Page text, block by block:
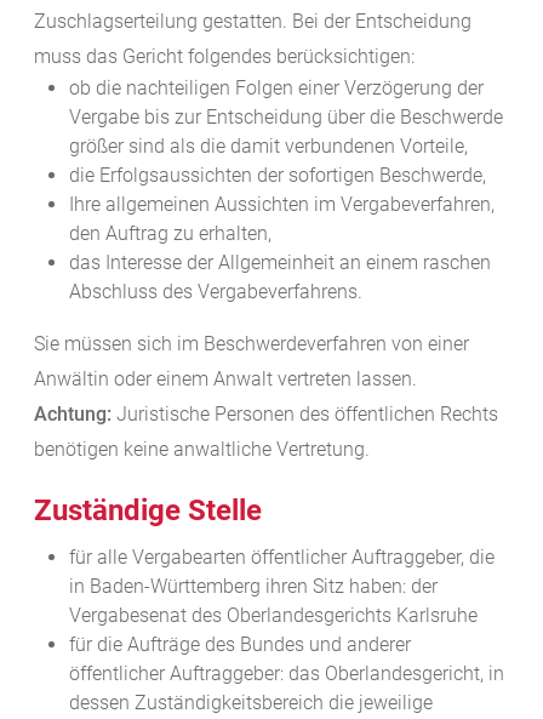
Zuschlagserteilung gestatten. Bei der Entscheidung
muss das Gericht folgendes berücksichtigen:
ob die nachteiligen Folgen einer Verzögerung der
Vergabe bis zur Entscheidung über die Beschwerde
größer sind als die damit verbundenen Vorteile,
die Erfolgsaussichten der sofortigen Beschwerde,
Ihre allgemeinen Aussichten im Vergabeverfahren,
den Auftrag zu erhalten,
das Interesse der Allgemeinheit an einem raschen
Abschluss des Vergabeverfahrens.
Sie müssen sich im Beschwerdeverfahren von einer
Anwältin oder einem Anwalt vertreten lassen.
Achtung: Juristische Personen des öffentlichen Rechts
benötigen keine anwaltliche Vertretung.
Zuständige Stelle
für alle Vergabearten öffentlicher Auftraggeber, die
in Baden-Württemberg ihren Sitz haben: der
Vergabesenat des Oberlandesgerichts Karlsruhe
für die Aufträge des Bundes und anderer
öffentlicher Auftraggeber: das Oberlandesgericht, in
dessen Zuständigkeitsbereich die jeweilige